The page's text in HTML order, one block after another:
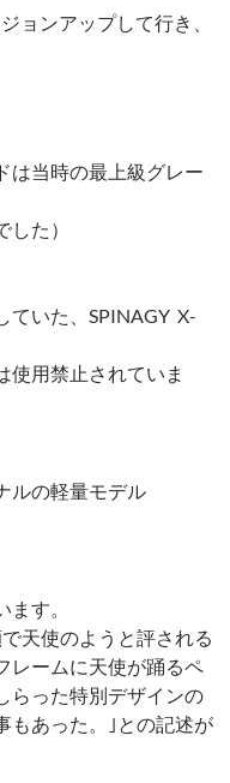
ョンアップして行き、
は当時の最上級グレー
た）
ていた、SPINAGY X-
使用禁止されていま
ルの軽量モデル
す。
天使のようと評される
レームに天使が踊るペ
らった特別デザインの
もあった。｣との記述が